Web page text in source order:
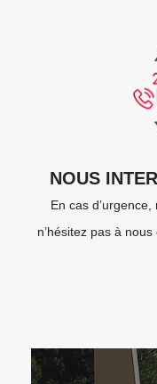
NOUS
En cas
n’hésitez pas à